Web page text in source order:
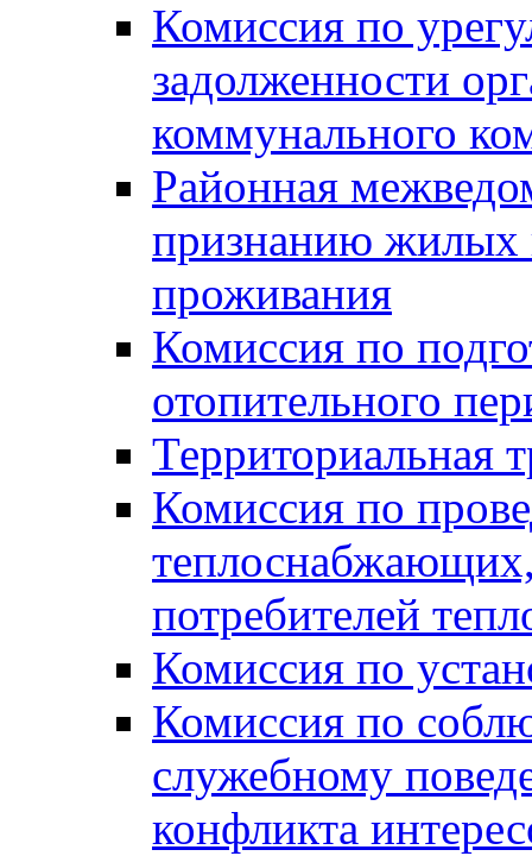
Комиссия по
задолженности
коммунального
Районная
признанию жилых
проживания
Комиссия по
отопительного
Территориальная
Комиссия по
потребителей
Комиссия по
Комиссия по
служебному
конфликта